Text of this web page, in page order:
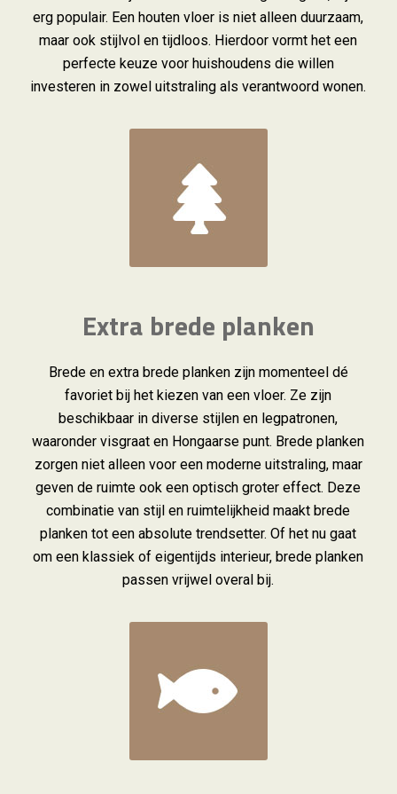
erg populair. Een houten vloer is niet alleen duurzaam,
maar ook stijlvol en tijdloos. Hierdoor vormt het een
perfecte keuze voor huishoudens die willen
investeren in zowel uitstraling als verantwoord wonen.
Extra brede planken
Brede en extra brede planken zijn momenteel dé
favoriet bij het kiezen van een vloer. Ze zijn
beschikbaar in diverse stijlen en legpatronen,
waaronder visgraat en Hongaarse punt. Brede planken
zorgen niet alleen voor een moderne uitstraling, maar
geven de ruimte ook een optisch groter effect. Deze
combinatie van stijl en ruimtelijkheid maakt brede
planken tot een absolute trendsetter. Of het nu gaat
om een klassiek of eigentijds interieur, brede planken
passen vrijwel overal bij.